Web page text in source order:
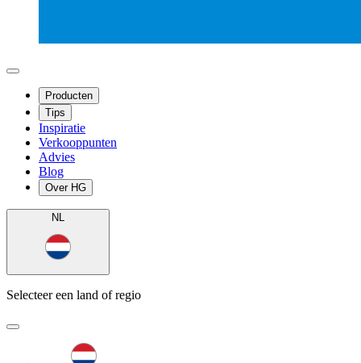
Producten
Tips
Inspiratie
Verkooppunten
Advies
Blog
Over HG
NL
Selecteer een land of regio